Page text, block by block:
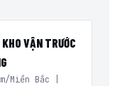
VẬN TRƯỚC
Miền Bắc |